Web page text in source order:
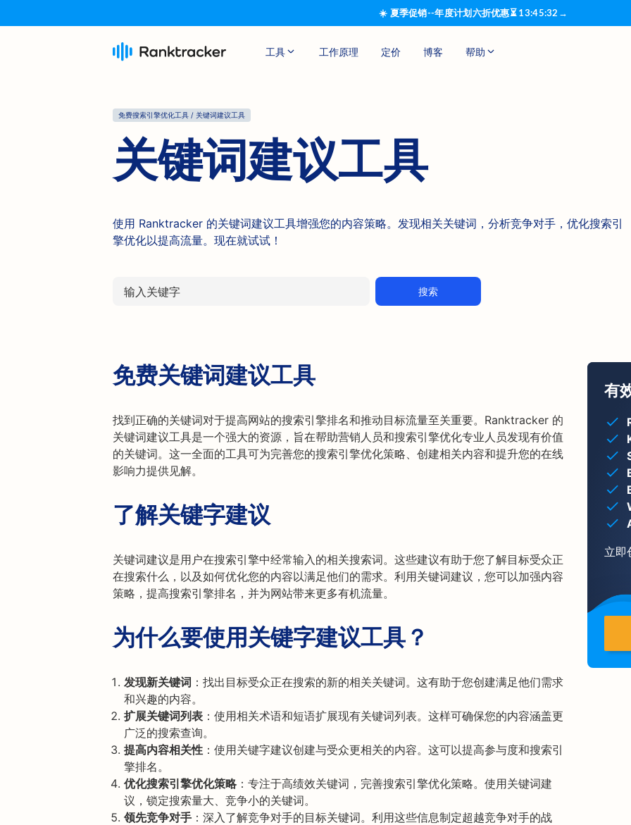
☀️ 夏季促销--年度计划六折优惠⏳13:45:31 →
工具 工作原理 定价 博客 帮助
免费搜索引擎优化工具 / 关键词建议工具
关键词建议工具
使用 Ranktracker 的关键词建议工具增强您的内容策略。发现相关关键词，分析竞争对手，优化搜索引
擎优化以提高流量。现在就试试！
搜索
免费关键词建议工具
找到正确的关键词对于提高网站的搜索引擎排名和推动目标流量至关重要。Ranktracker 的
关键词建议工具是一个强大的资源，旨在帮助营销人员和搜索引擎优化专业人员发现有价值
的关键词。这一全面的工具可为完善您的搜索引擎优化策略、创建相关内容和提升您的在线
影响力提供见解。
了解关键字建议
关键词建议是用户在搜索引擎中经常输入的相关搜索词。这些建议有助于您了解目标受众正
在搜索什么，以及如何优化您的内容以满足他们的需求。利用关键词建议，您可以加强内容
策略，提高搜索引擎排名，并为网站带来更多有机流量。
为什么要使用关键字建议工具？
发现新关键词 ：找出目标受众正在搜索的新的相关关键词。这有助于您创建满足他们需求
和兴趣的内容。
扩展关键词列表 ：使用相关术语和短语扩展现有关键词列表。这样可确保您的内容涵盖更
广泛的搜索查询。
提高内容相关性 ：使用关键字建议创建与受众更相关的内容。这可以提高参与度和搜索引
擎排名。
优化搜索引擎优化策略：专注于高绩效关键词，完善搜索引擎优化策略。使用关键词建
议，锁定搜索量大、竞争小的关键词。
领先竞争对手 ：深入了解竞争对手的目标关键词。利用这些信息制定超越竞争对手的战
有
立即